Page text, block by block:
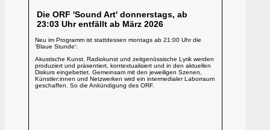
Die ORF 'Sound Art' donnerstags, ab
23:03 Uhr entfällt ab März 2026
Neu im Programm ist stattdessen montags ab 21:00 Uhr die
'Blaue Stunde':
Akustische Kunst, Radiokunst und zeitgenössische Lyrik werden
produziert und präsentiert, kontextualisiert und in den aktuellen
Diskurs eingebettet. Gemeinsam mit den jeweiligen Szenen,
Künstler:innen und Netzwerken wird ein intermedialer Laborraum
geschaffen. So die Ankündigung des ORF.